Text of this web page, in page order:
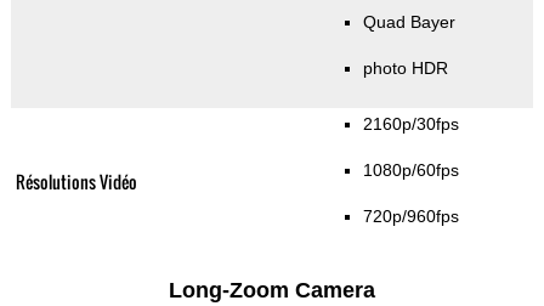
Quad Bayer
photo HDR
Résolutions Vidéo
2160p/30fps
1080p/60fps
720p/960fps
Long-Zoom Camera